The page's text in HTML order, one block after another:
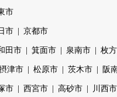
市
市 京都市
田市 箕面市 泉南市 枚
津市 松原市 茨木市 阪
市 西宮市 高砂市 川西市